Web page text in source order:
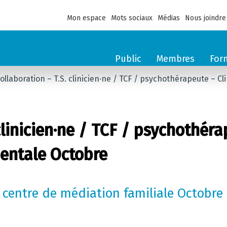
Mon espace Mots sociaux Médias Nous joindre
Public Membres
– T.S. clinicien·ne / TCF / psychothérapeute –
/ TCF /
Octobre
de médiation familiale Octobre